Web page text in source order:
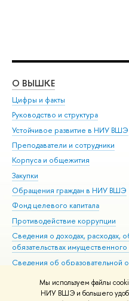
Мы используем файлы
НИУ ВШЭ и большего
О ВЫШКЕ
Цифры и факты
Руководство и структура
Устойчивое развитие в НИУ ВШЭ
Преподаватели и сотрудники
Корпуса и общежития
Закупки
Обращения граждан в НИУ ВШЭ
Фонд целевого капитала
Противодействие коррупции
Сведения о доходах, расходах,
обязательствах имущественного
Сведения об образовательной
Людям с ограниченными
Единая платежная страница